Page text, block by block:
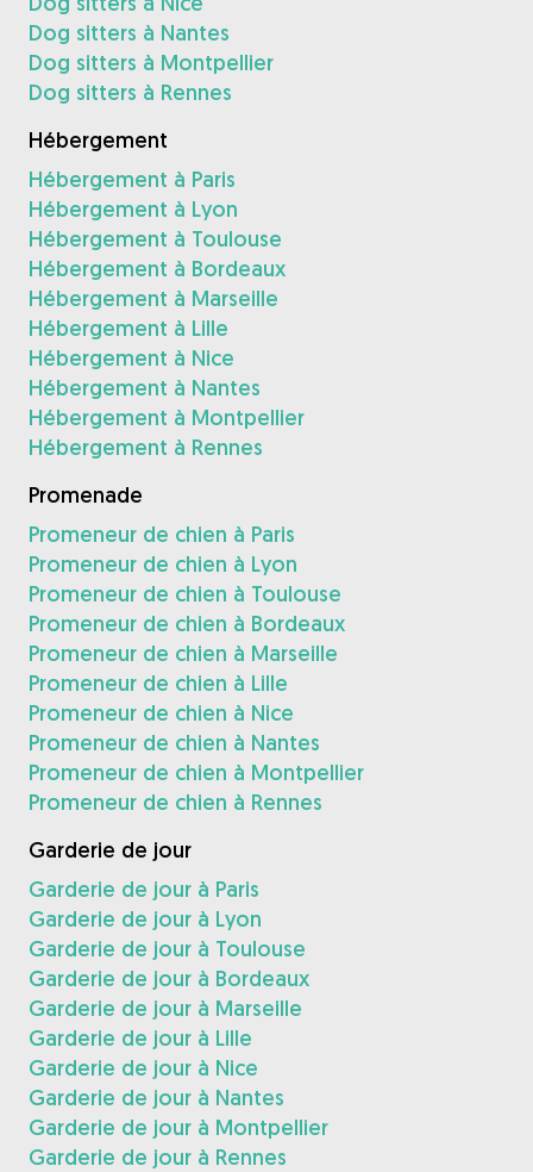
Dog sitters à Nantes
Dog sitters à Montpellier
Dog sitters à Rennes
Hébergement
Hébergement à Paris
Hébergement à Lyon
Hébergement à Toulouse
Hébergement à Bordeaux
Hébergement à Marseille
Hébergement à Lille
Hébergement à Nice
Hébergement à Nantes
Hébergement à Montpellier
Hébergement à Rennes
Promenade
Promeneur de chien à Paris
Promeneur de chien à Lyon
Promeneur de chien à Toulouse
Promeneur de chien à Bordeaux
Promeneur de chien à Marseille
Promeneur de chien à Lille
Promeneur de chien à Nice
Promeneur de chien à Nantes
Promeneur de chien à Montpellier
Promeneur de chien à Rennes
Garderie de jour
Garderie de jour à Paris
Garderie de jour à Lyon
Garderie de jour à Toulouse
Garderie de jour à Bordeaux
Garderie de jour à Marseille
Garderie de jour à Lille
Garderie de jour à Nice
Garderie de jour à Nantes
Garderie de jour à Montpellier
Garderie de jour à Rennes